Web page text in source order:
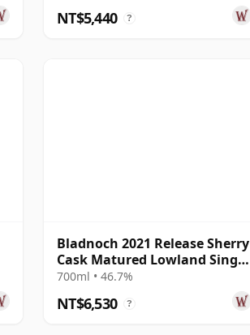
NT$5,440 ?
Bladnoch 2021 Release Sherry
Cask Matured Lowland Single
Ma 14 年
700ml • 46.7%
NT$6,530 ?